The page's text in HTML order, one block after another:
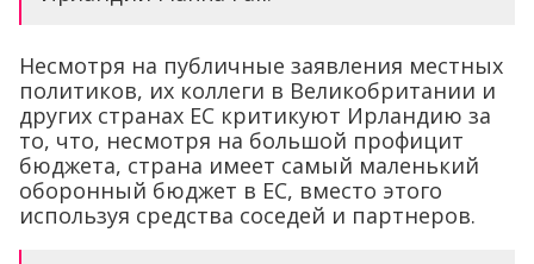
Несмотря на публичные заявления местных
политиков, их коллеги в Великобритании и
других странах ЕС критикуют Ирландию за
то, что, несмотря на большой профицит
бюджета, страна имеет самый маленький
оборонный бюджет в ЕС, вместо этого
используя средства соседей и партнеров.